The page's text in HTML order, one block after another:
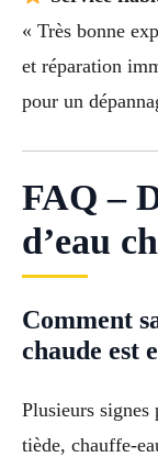
« Très bonne
et réparation
pour un
FAQ –
d’eau
Comment
chaude est
Plusieurs
tiède, chauffe-